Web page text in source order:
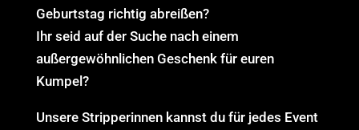
Geburtstag richtig abreißen?
Ihr seid auf der Suche nach einem
außergewöhnlichen Geschenk für euren
Kumpel?
Unsere Stripperinnen kannst du für jedes Event